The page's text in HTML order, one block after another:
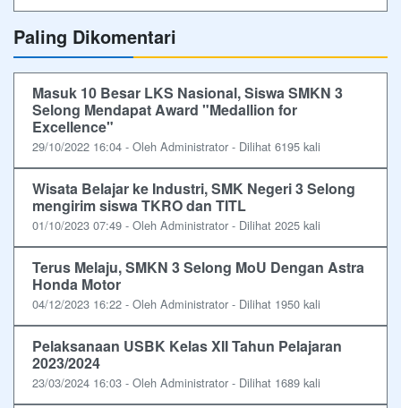
Paling Dikomentari
Masuk 10 Besar LKS Nasional, Siswa SMKN 3
Selong Mendapat Award "Medallion for
Excellence"
29/10/2022 16:04 - Oleh Administrator - Dilihat 6195 kali
Wisata Belajar ke Industri, SMK Negeri 3 Selong
mengirim siswa TKRO dan TITL
01/10/2023 07:49 - Oleh Administrator - Dilihat 2025 kali
Terus Melaju, SMKN 3 Selong MoU Dengan Astra
Honda Motor
04/12/2023 16:22 - Oleh Administrator - Dilihat 1950 kali
Pelaksanaan USBK Kelas XII Tahun Pelajaran
2023/2024
23/03/2024 16:03 - Oleh Administrator - Dilihat 1689 kali